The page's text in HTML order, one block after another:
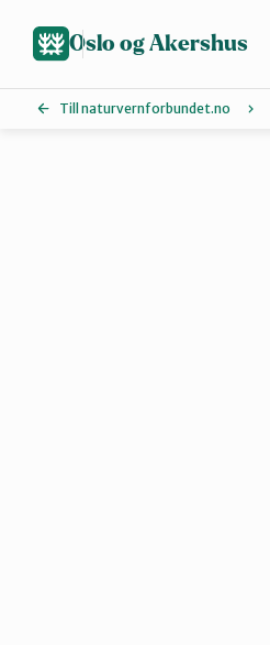
hovedinnhold
Oslo og Akershus
Till naturvernforbundet.no